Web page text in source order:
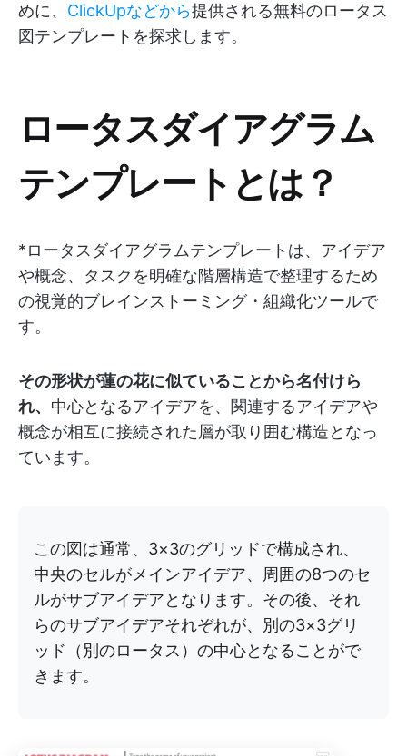
めに、 ClickUpなどから提供される無料のロータス
図テンプレートを探求します。
ロータスダイアグラム
テンプレートとは？
*ロータスダイアグラムテンプレートは、アイデア
や概念、タスクを明確な階層構造で整理するため
の視覚的ブレインストーミング・組織化ツールで
す。
その形状が蓮の花に似ていることから名付けら
れ、 中心となるアイデアを、関連するアイデアや
概念が相互に接続された層が取り囲む構造となっ
ています。
この図は通常、3×3のグリッドで構成され、
中央のセルがメインアイデア、周囲の8つのセ
ルがサブアイデアとなります。その後、それ
らのサブアイデアそれぞれが、別の3×3グリ
ッド（別のロータス）の中心となることがで
きます。